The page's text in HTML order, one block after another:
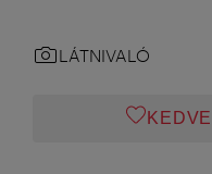
LÁTNIVALÓ